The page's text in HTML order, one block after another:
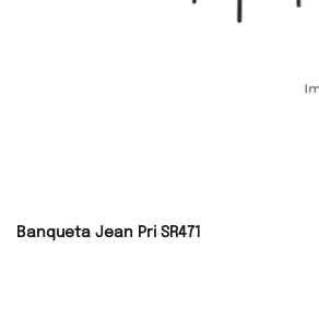
Banqueta Jean Pri SR471